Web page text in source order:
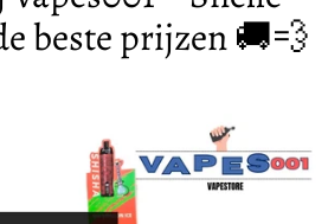
beste prijzen 🚚💨